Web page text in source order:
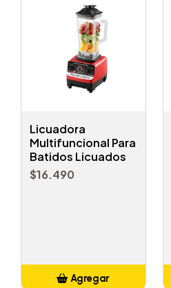
Licuadora
Multifuncional Para
Batidos Licuados
$16.490
Agregar